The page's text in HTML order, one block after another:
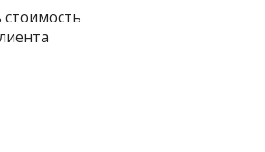
стоимость